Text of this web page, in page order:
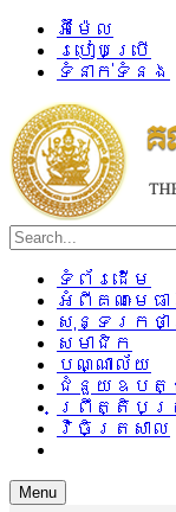
អ៊ីម៉ែល
របៀបប្រើ
ទំនាក់ទំនង
ទំព័រដើម
អំពីគណៈមេធា
សុន្ទរកថាប្
សមាជិក
បណ្ណាល័យ
ជំនួយឧបត្
ព្រឹត្តិបត្
វិចិត្រសាល
Menu